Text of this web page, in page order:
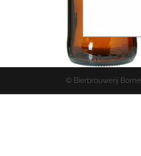
© Bierbrouwerij Borne